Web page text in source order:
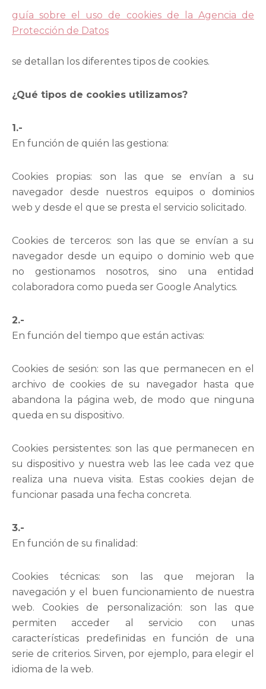
guía sobre el uso de cookies de la Agencia de
Protección de Datos
se detallan los diferentes tipos de cookies.
¿Qué tipos de cookies utilizamos?
1.-
En función de quién las gestiona:
Cookies propias: son las que se envían a su
navegador desde nuestros equipos o dominios
web y desde el que se presta el servicio solicitado.
Cookies de terceros: son las que se envían a su
navegador desde un equipo o dominio web que
no gestionamos nosotros, sino una entidad
colaboradora como pueda ser Google Analytics.
2.-
En función del tiempo que están activas:
Cookies de sesión: son las que permanecen en el
archivo de cookies de su navegador hasta que
abandona la página web, de modo que ninguna
queda en su dispositivo.
Cookies persistentes: son las que permanecen en
su dispositivo y nuestra web las lee cada vez que
realiza una nueva visita. Estas cookies dejan de
funcionar pasada una fecha concreta.
3.-
En función de su finalidad:
Cookies técnicas: son las que mejoran la
navegación y el buen funcionamiento de nuestra
web. Cookies de personalización: son las que
permiten acceder al servicio con unas
características predefinidas en función de una
serie de criterios. Sirven, por ejemplo, para elegir el
idioma de la web.